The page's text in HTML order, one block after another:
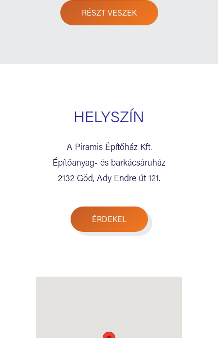
RÉSZT VESZEK
HELYSZÍN
A Piramis Építőház Kft.
Építőanyag- és barkácsáruház
2132 Göd, Ady Endre út 121.
ÉRDEKEL